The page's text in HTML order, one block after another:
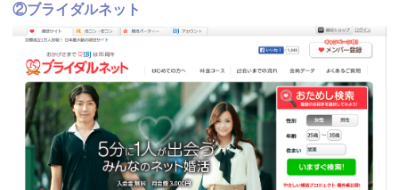
②ブライダルネット